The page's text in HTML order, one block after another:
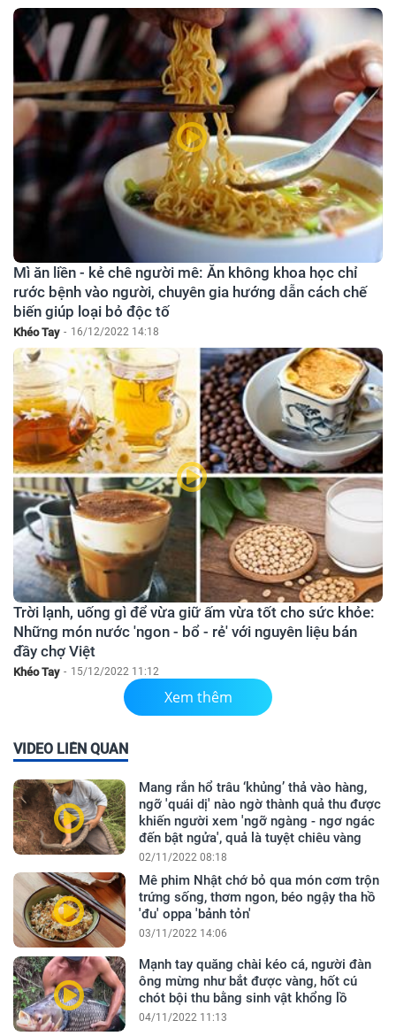
Mì ăn liền - kẻ chê người mê: Ăn không khoa học chỉ
rước bệnh vào người, chuyên gia hướng dẫn cách chế
biến giúp loại bỏ độc tố
Khéo Tay - 16/12/2022 14:18
Trời lạnh, uống gì để vừa giữ ấm vừa tốt cho sức khỏe:
Những món nước 'ngon - bổ - rẻ' với nguyên liệu bán
đầy chợ Việt
Khéo Tay - 15/12/2022 11:12
Xem thêm
VIDEO LIÊN QUAN
Mang rắn hổ trâu ‘khủng’ thả vào hàng,
ngỡ 'quái dị' nào ngờ thành quả thu được
khiến người xem 'ngỡ ngàng - ngơ ngác
đến bật ngửa', quả là tuyệt chiêu vàng
02/11/2022 08:18
Mê phim Nhật chớ bỏ qua món cơm trộn
trứng sống, thơm ngon, béo ngậy tha hồ
'đu' oppa 'bảnh tỏn'
03/11/2022 14:06
Mạnh tay quăng chài kéo cá, người đàn
ông mừng như bắt được vàng, hốt cú
chót bội thu bằng sinh vật khổng lồ
04/11/2022 11:13